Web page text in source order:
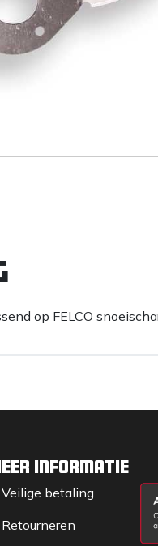
op FELCO
informatie
Veilige betaling
Retourneren